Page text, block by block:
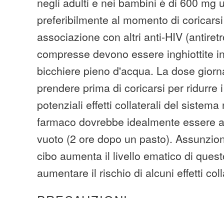
preferibilmente al momento di
associazione con altri anti-HIV
compresse devono essere inghiottite
bicchiere pieno d'acqua. La dose
prendere prima di coricarsi per ridurre
potenziali effetti collaterali del
farmaco dovrebbe idealmente essere
vuoto (2 ore dopo un pasto).
cibo aumenta il livello ematico di
aumentare il rischio di alcuni effetti